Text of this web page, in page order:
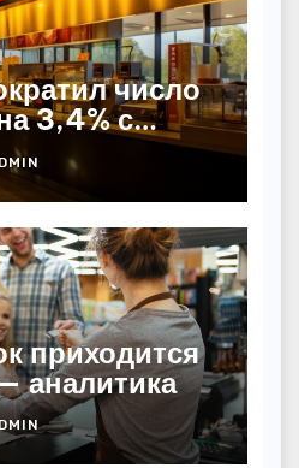
число
3,4% с
— INFOLine
приходится
аналитика